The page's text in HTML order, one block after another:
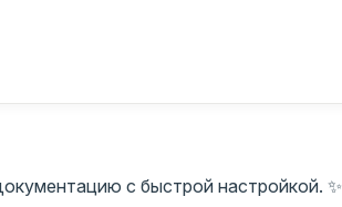
с быстрой настройкой. ✨